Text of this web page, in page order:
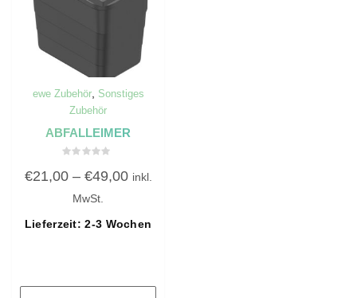
ewe Zubehör, Sonstiges
Zubehör
ABFALLEIMER
mit
von
€21,00– €49,00 inkl.
MwSt.
Lieferzeit: 2-3 Wochen